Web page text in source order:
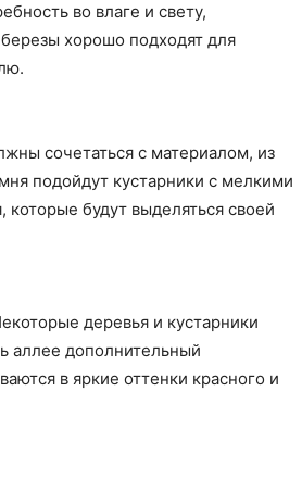
во влаге и свету,
хорошо подходят для
сочетаться с материалом, из
подойдут кустарники с мелкими
будут выделяться своей
деревья и кустарники
аллее дополнительный
в яркие оттенки красного и